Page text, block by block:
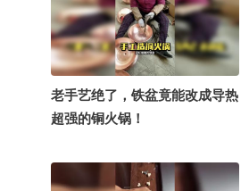
老手艺绝了，铁盆竟能改成导热
超强的铜火锅！